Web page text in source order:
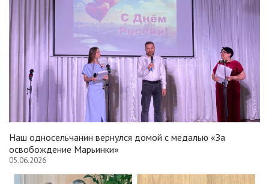
Наш односельчанин вернулся домой с медалью «За
освобождение Марьинки»
05.06.2026